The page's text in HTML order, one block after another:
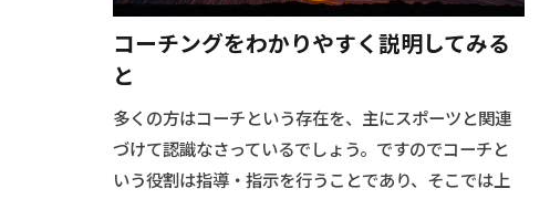
コーチングをわかりやすく説明してみる
と
多くの方はコーチという存在を、主にスポーツと関連
づけて認識なさっているでしょう。ですのでコーチと
いう役割は指導・指示を行うことであり、そこでは上